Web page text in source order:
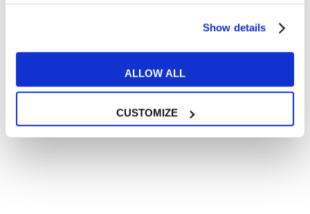
Show details
ALLOW ALL
CUSTOMIZE